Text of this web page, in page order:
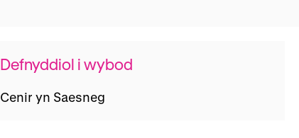
Defnyddiol i wybod
Cenir yn Saesneg